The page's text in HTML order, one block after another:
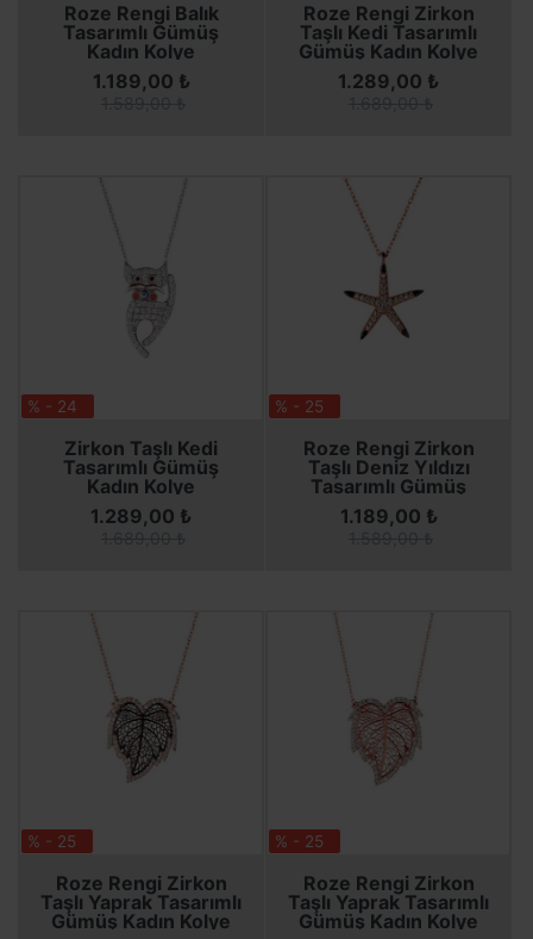
Roze Rengi Balık
Tasarımlı Gümüş
Kadın Kolye
SEPETE EKLE
1.189,00 ₺
SEPETE EKLE
Roze Rengi Zirkon
Taşlı Kedi Tasarımlı
Gümüş Kadın Kolye
SEPETE EKLE
1.289,00 ₺
SEPETE EKLE
% - 24
Zirkon Taşlı Kedi
Tasarımlı Gümüş
Kadın Kolye
SEPETE EKLE
1.289,00 ₺
SEPETE EKLE
% - 25
Roze Rengi Zirkon
Taşlı Deniz Yıldızı
Tasarımlı Gümüş
Kolye
SEPETE EKLE
1.189,00 ₺
SEPETE EKLE
% - 25
Roze Rengi Zirkon
Taşlı Yaprak Tasarımlı
Gümüş Kadın Kolye
SEPETE EKLE
SEPETE EKLE
% - 25
Roze Rengi Zirkon
Taşlı Yaprak Tasarımlı
Gümüş Kadın Kolye
SEPETE EKLE
SEPETE EKLE